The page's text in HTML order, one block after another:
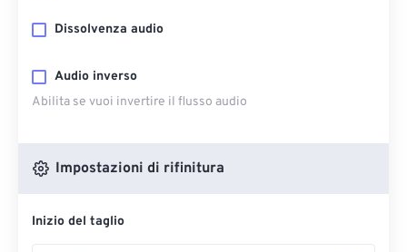
Dissolvenza audio
Audio inverso
Abilita se vuoi invertire il flusso audio
Impostazioni di rifinitura
Inizio del taglio